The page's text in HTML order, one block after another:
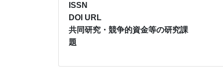
ISSN
DOI URL
共同研究・競争的資金等の研究課
題